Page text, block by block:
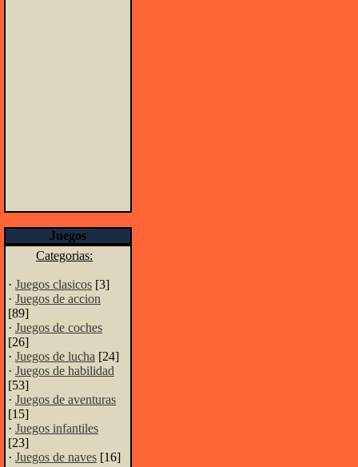
Juegos
Categorias:
· Juegos clasicos [3]
· Juegos de accion
[89]
· Juegos de coches
[26]
· Juegos de lucha [24]
· Juegos de habilidad
[53]
· Juegos de aventuras
[15]
· Juegos infantiles
[23]
· Juegos de naves [16]